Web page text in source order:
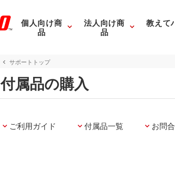
個人向け商
品
法人向け商
品
教えて
サポートトップ
付属品の購入
ご利用ガイド 付属品一覧 お問